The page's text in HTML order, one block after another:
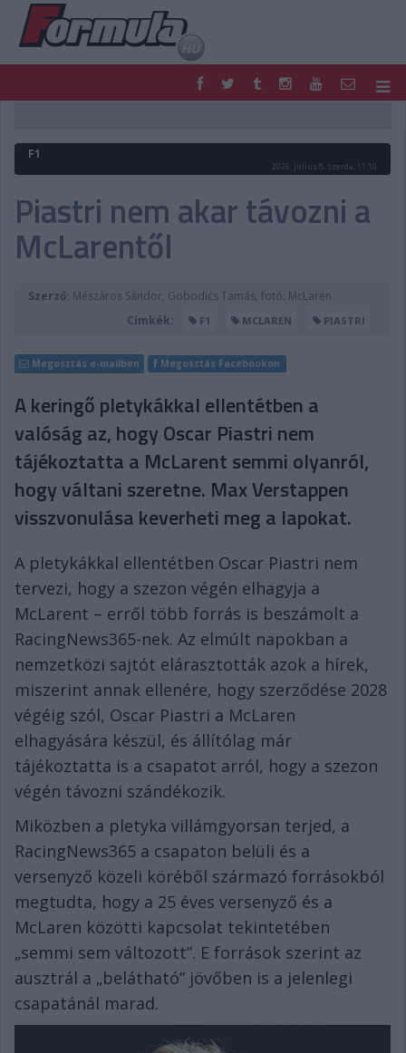
FORMULA
MOTOR
PODCAST
SHOP
LIVE
DIGITÁLIS MAGAZIN
F1
2026. július 8. szerda, 11:10
Piastri nem akar távozni a
McLarentől
Szerző: Mészáros Sándor, Gobodics Tamás, fotó: McLaren
Címkék:
F1 MCLAREN PIASTRI
Megosztás e-mailben Megosztás Facebookon
A keringő pletykákkal ellentétben a
valóság az, hogy Oscar Piastri nem
tájékoztatta a McLarent semmi olyanról,
hogy váltani szeretne. Max Verstappen
visszvonulása keverheti meg a lapokat.
A pletykákkal ellentétben Oscar Piastri nem
tervezi, hogy a szezon végén elhagyja a
McLarent – erről több forrás is beszámolt a
RacingNews365-nek. Az elmúlt napokban a
nemzetközi sajtót elárasztották azok a hírek,
miszerint annak ellenére, hogy szerződése 2028
végéig szól, Oscar Piastri a McLaren
elhagyására készül, és állítólag már
tájékoztatta is a csapatot arról, hogy a szezon
végén távozni szándékozik.
Miközben a pletyka villámgyorsan terjed, a
RacingNews365 a csapaton belüli és a
versenyző közeli köréből származó forrásokból
megtudta, hogy a 25 éves versenyző és a
McLaren közötti kapcsolat tekintetében
„semmi sem változott”. E források szerint az
ausztrál a „belátható” jövőben is a jelenlegi
csapatánál marad.